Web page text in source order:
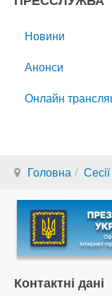
Новини
Анонси
Онлайн
Головна
Контактні дані